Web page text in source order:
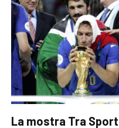
La mostra Tra